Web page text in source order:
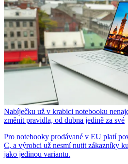
Nabíječku už v krabici notebooku
změnit pravidla, od dubna jedině za své
Pro notebooky prodávané v EU platí
C, a výrobci už nesmí nutit zákazníky
jako jedinou variantu.